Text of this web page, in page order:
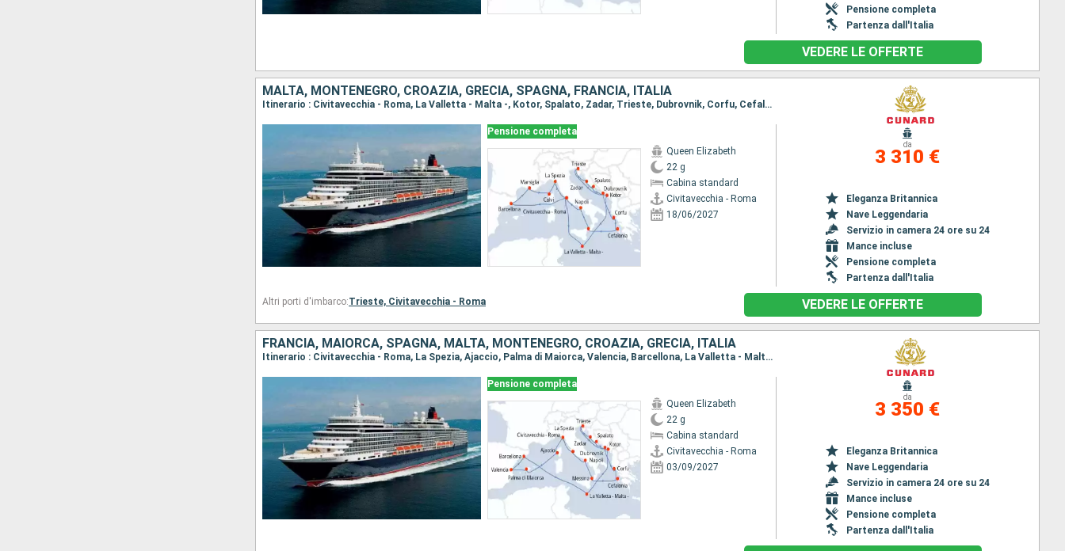
Pensione completa
Partenza dall'Italia
VEDERE LE OFFERTE
MALTA, MONTENEGRO, CROAZIA, GRECIA, SPAGNA, FRANCIA, ITALIA
Itinerario : Civitavecchia - Roma, La Valletta - Malta -, Kotor, Spalato, Zadar, Trieste, Dubrovnik, Corfu, Cefalonia, Messina, Napoli, Civitavecchia - Roma, Barcellona, Marsiglia, Calvi, La Spezia, Civitavecchia - Roma
Pensione completa
Queen Elizabeth
22 g
Cabina standard
Civitavecchia - Roma
18/06/2027
da
3 310 €
Eleganza Britannica
Nave Leggendaria
Servizio in camera 24 ore su 24
Mance incluse
Pensione completa
Partenza dall'Italia
Altri porti d'imbarco:Trieste, Civitavecchia - Roma VEDERE LE OFFERTE
FRANCIA, MAIORCA, SPAGNA, MALTA, MONTENEGRO, CROAZIA, GRECIA, ITALIA
Itinerario : Civitavecchia - Roma, La Spezia, Ajaccio, Palma di Maiorca, Valencia, Barcellona, La Valletta - Malta -, Kotor, Spalato, Zadar, Trieste, Dubrovnik, Corfu, Cefalonia, Messina, Napoli, Civitavecchia - Roma
Pensione completa
Queen Elizabeth
22 g
Cabina standard
Civitavecchia - Roma
03/09/2027
da
3 350 €
Eleganza Britannica
Nave Leggendaria
Servizio in camera 24 ore su 24
Mance incluse
Pensione completa
Partenza dall'Italia